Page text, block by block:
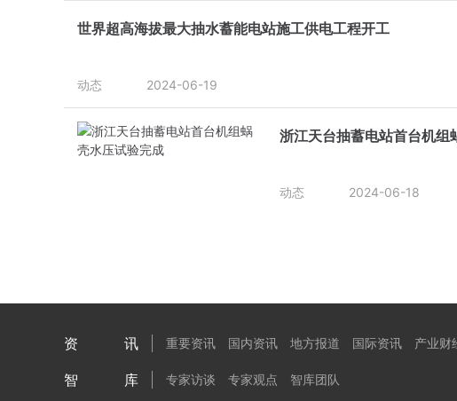
世界超高海拔最大抽水蓄能电站施工供电工程开工
动态 2024-06-19
浙江天台抽蓄电站首台机组
动态 2024-06-18
资讯 重要资讯 国内资讯 地方报道 国际资讯 产业财
智库 专家访谈 专家观点 智库团队